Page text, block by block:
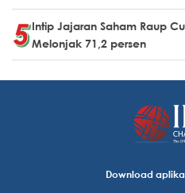
Intip Jajaran Saham Raup
Melonjak 71,2 persen
Download